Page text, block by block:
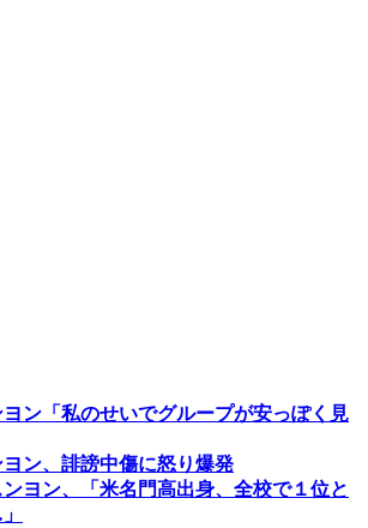
ヨン「私のせいでグループが安っぽく見
ヨン、誹謗中傷に怒り爆発
ヨン、「米名門高出身、全校で１位と